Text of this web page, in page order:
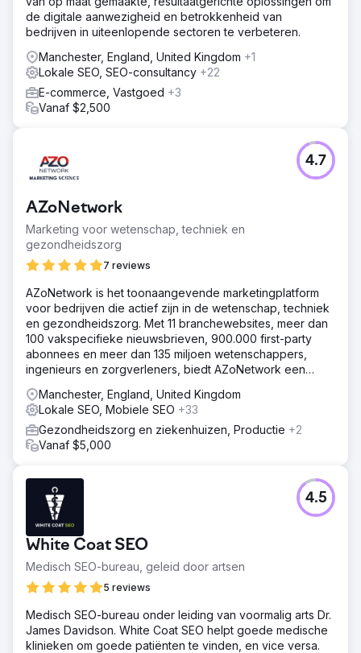
de digitale aanwezigheid en betrokkenheid van
bedrijven in uiteenlopende sectoren te verbeteren.
Manchester, England, United Kingdom +1
Lokale SEO, SEO-consultancy +22
E-commerce, Vastgoed +3
Vanaf $2,500
AZoNetwork
Marketing voor wetenschap, techniek en
gezondheidszorg
7 reviews
4.7
AZoNetwork is het toonaangevende marketingplatform
voor bedrijven die actief zijn in de wetenschap, techniek
en gezondheidszorg. Met 11 branchewebsites, meer dan
100 vakspecifieke nieuwsbrieven, 900.000 first-party
abonnees en meer dan 135 miljoen wetenschappers,
ingenieurs en zorgverleners, biedt AZoNetwork een
Manchester, England, United Kingdom
Lokale SEO, Mobiele SEO +33
Gezondheidszorg en ziekenhuizen, Productie +2
Vanaf $5,000
White Coat SEO
Medisch SEO-bureau, geleid door artsen
5 reviews
4.5
Medisch SEO-bureau onder leiding van voormalig arts Dr.
James Davidson. White Coat SEO helpt goede medische
klinieken om goede patiënten te vinden, en vice versa.